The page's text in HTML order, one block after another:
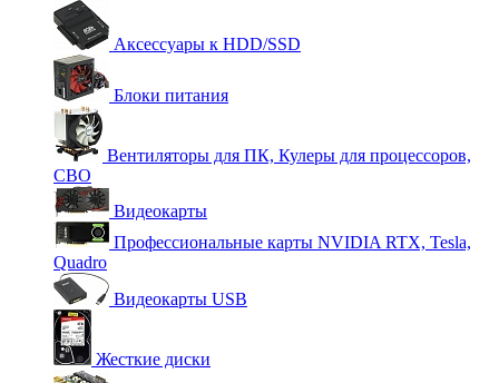
Аксессуары к HDD/SSD
Блоки питания
Вентиляторы для ПК, Кулеры для процессоров,
СВО
Видеокарты
Профессиональные карты NVIDIA RTX, Tesla,
Quadro
Видеокарты USB
Жесткие диски